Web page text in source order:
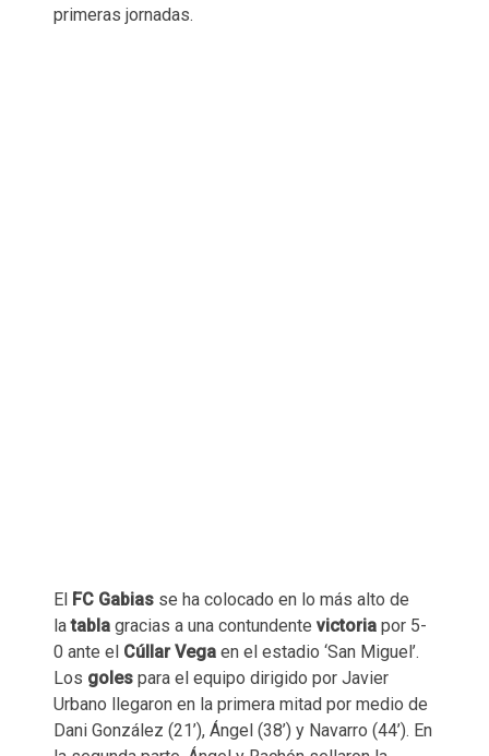
primeras jornadas.
El FC Gabias se ha colocado en lo más alto de
latabla gracias a una contundente victoria por 5-
0 ante el Cúllar Vega en el estadio ‘San Miguel’.
Los goles para el equipo dirigido por Javier
Urbano llegaron en la primera mitad por medio de
Dani González (21’), Ángel (38’) y Navarro (44’). En